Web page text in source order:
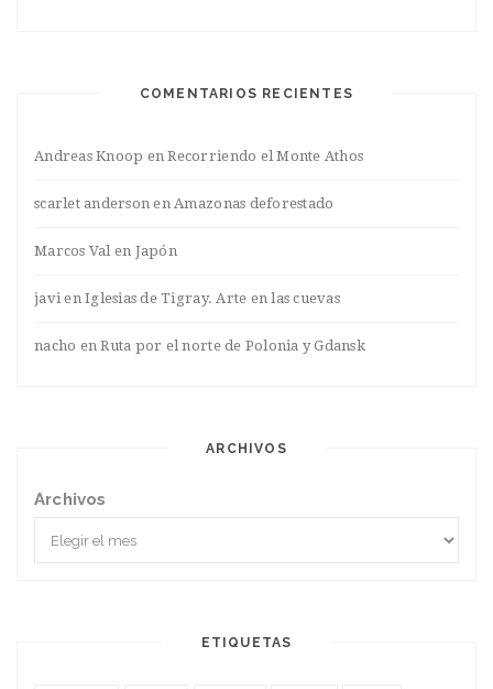
COMENTARIOS RECIENTES
Andreas Knoop enRecorriendo el Monte Athos
scarlet anderson enAmazonas deforestado
Marcos Valen Japón
javienIglesias de Tigray. Arte en las cuevas
nacho enRuta por el norte de Polonia y Gdansk
ARCHIVOS
Archivos
ETIQUETAS